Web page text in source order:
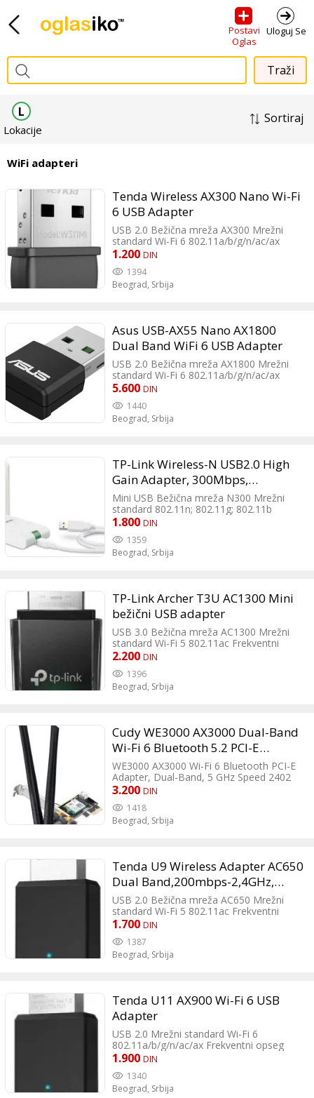
Postavi
Oglas
Uloguj Se
Sortiraj
L
Lokacije
WiFi adapteri
Tenda Wireless AX300 Nano Wi-Fi
6 USB Adapter
USB 2.0 Bežična mreža AX300 Mrežni
standard Wi-Fi 6 802.11a/b/g/n/ac/ax
Frekventni opseg 2.4GHz Antena Interna
karakteristike Operating Temperature :
0℃ ~ 45℃ Storage Temperature : -40℃ ~
Power: <20dBm (EIRP) <0.1W(EIRP)
1.200 DIN
1394
Beograd, Srbija
Asus USB-AX55 Nano AX1800
Dual Band WiFi 6 USB Adapter
USB 2.0 Bežična mreža AX1800 Mrežni
standard Wi-Fi 6 802.11a/b/g/n/ac/ax
Frekventni opseg 2.4GHz Antena Interna
5.600 DIN
1440
Beograd, Srbija
TP-Link Wireless-N USB2.0 High
Gain Adapter, 300Mbps,
802.11b/g/n, Atheros Chipset,
Dual 3dBi Antenn
Mini USB Bežična mreža N300 Mrežni
standard 802.11n; 802.11g; 802.11b
Frekventni opseg 2.4GHz Antena Interna
bit WEP; WPA2-PSK; WPA-PSK LED
indikatori Aktivnost Tasteri WPS Podržani
1.800 DIN
1359
Beograd, Srbija
TP-Link Archer T3U AC1300 Mini
bežični USB adapter
USB 3.0 Bežična mreža AC1300 Mrežni
standard Wi-Fi 5 802.11ac Frekventni
opseg 2.4GHz/5GHz Antena Interna Broj
karakteristike Mini design –Mini-sized
design for convenient portability with a
2.200 DIN
1396
Beograd, Srbija
Cudy WE3000 AX3000 Dual-Band
Wi-Fi 6 Bluetooth 5.2 PCI-E
adapter
WE3000 AX3000 Wi-Fi 6 Bluetooth PCI-E
Adapter, Dual-Band, 5 GHz Speed 2402
Mbps, 2.4 GHz Speed 574 Mbps, Intel
Detachable Antennas RP-SMA
3.200 DIN
1418
Beograd, Srbija
Tenda U9 Wireless Adapter AC650
Dual Band,200mbps-2,4GHz,
433mbps-5GHz, internal antena,
USB
USB 2.0 Bežična mreža AC650 Mrežni
standard Wi-Fi 5 802.11ac Frekventni
opseg 2.4GHz/5GHz Antena Interna Broj
WPA-PSK LED indikatori Wi-Fi status
1.700 DIN
1387
Beograd, Srbija
Tenda U11 AX900 Wi-Fi 6 USB
Adapter
USB 2.0 Mrežni standard Wi-Fi 6
802.11a/b/g/n/ac/ax Frekventni opseg
2.4GHz/5GHz Antena Interna Broj antena
Aktivnost
1.900 DIN
1340
Beograd, Srbija